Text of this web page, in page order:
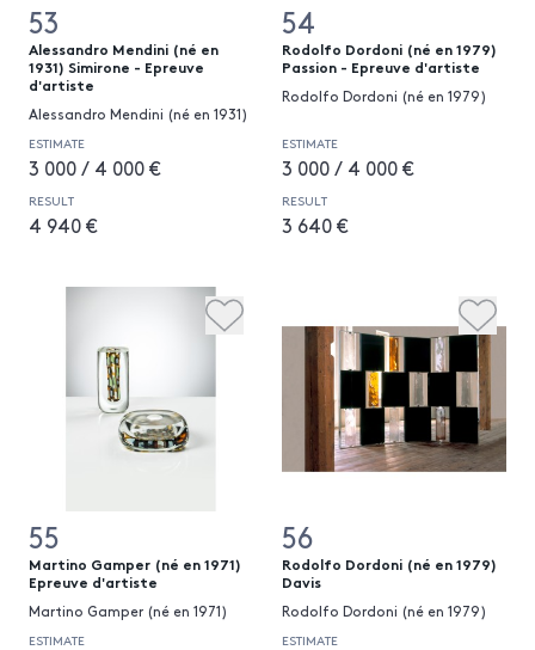
53
Alessandro Mendini (né en
1931) Simirone - Epreuve
d'artiste
Alessandro Mendini (né en 1931)
ESTIMATE
3 000 / 4 000 €
RESULT
4 940 €
54
Rodolfo Dordoni (né en 1979)
Passion - Epreuve d'artiste
Rodolfo Dordoni (né en 1979)
ESTIMATE
3 000 / 4 000 €
RESULT
3 640 €
55
Martino Gamper (né en 1971)
Epreuve d'artiste
Martino Gamper (né en 1971)
ESTIMATE
56
Rodolfo Dordoni (né en 1979)
Davis
Rodolfo Dordoni (né en 1979)
ESTIMATE